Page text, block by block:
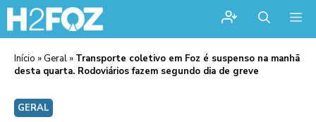
Início » Geral » Transporte coletivo em Foz é suspenso na manhã
desta quarta. Rodoviários fazem segundo dia de greve
GERAL